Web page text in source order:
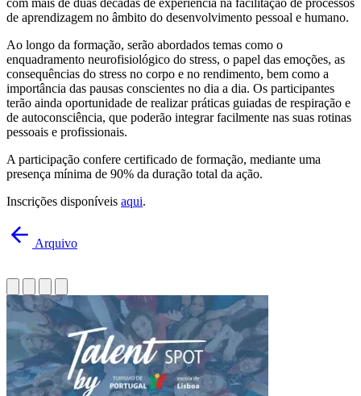
com mais de duas décadas de experiência na facilitação de processos
de aprendizagem no âmbito do desenvolvimento pessoal e humano.
Ao longo da formação, serão abordados temas como o
enquadramento neurofisiológico do stress, o papel das emoções, as
consequências do stress no corpo e no rendimento, bem como a
importância das pausas conscientes no dia a dia. Os participantes
terão ainda oportunidade de realizar práticas guiadas de respiração e
de autoconsciência, que poderão integrar facilmente nas suas rotinas
pessoais e profissionais.
A participação confere certificado de formação, mediante uma
presença mínima de 90% da duração total da ação.
Inscrições disponíveis aqui.
Arquivo